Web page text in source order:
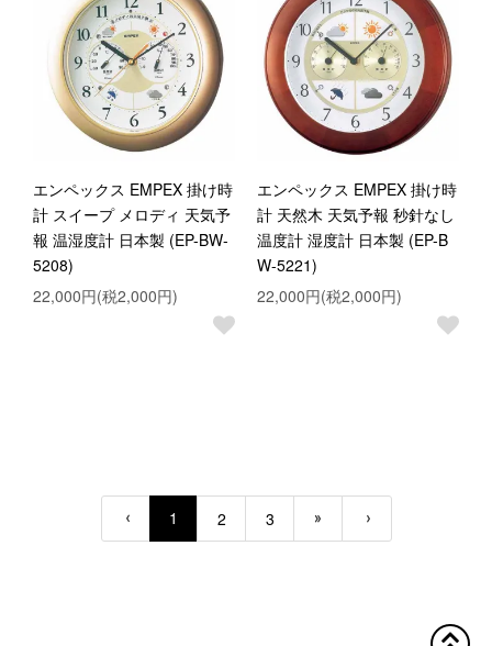
エンペックス EMPEX 掛け時
計 スイープ メロディ 天気予
報 温湿度計 日本製 (EP-BW-
5208)
22,000円(税2,000円)
エンペックス EMPEX 掛け時
計 天然木 天気予報 秒針なし
温度計 湿度計 日本製 (EP-B
W-5221)
22,000円(税2,000円)
1 2 3